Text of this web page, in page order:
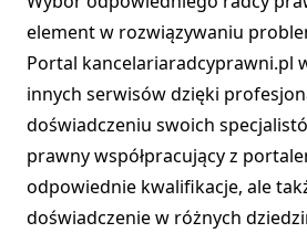
element w rozwiązywaniu
Portal kancelariaradcyprawni.pl
innych serwisów dzięki
doświadczeniu swoich
prawny współpracujący z
odpowiednie kwalifikacje, ale
doświadczenie w różnych